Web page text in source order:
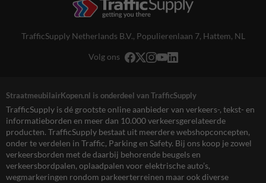
TrafficSupply Netherlands B.V., Populierenlaan 7, Hattem, NL
Volg ons
StraatmeubilairKopen.nl is onderdeel van TrafficSupply
TrafficSupply is dé grootste online aanbieder van verkeers-, tekst- en
informatieborden en meer dan 10.000 verkeersgerelateerde
producten. TrafficSupply bestaat uit meerdere webshopconcepten,
onder te verdelen in Traffic, Parking en Safety. Bij ons koop je zowel
verkeersborden met de daarbij behorende beugels en
verkeersbordpalen, oplaadpalen voor elektrische auto’s,
wegmarkeringen rondom parkeerterreinen maar ook diverse